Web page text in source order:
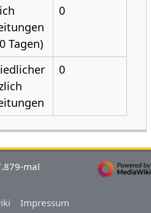
Tagen)
0
0
mal
Impressum